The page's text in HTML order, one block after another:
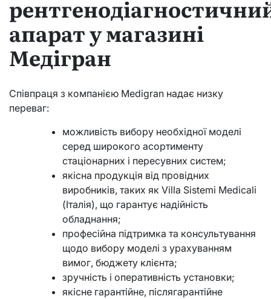
апарат у магазині
Медігран
Співпраця з компанією Medigran надає низку
переваг:
можливість вибору необхідної моделі
серед широкого асортименту
стаціонарних і пересувних систем;
якісна продукція від провідних
виробників, таких як Villa Sistemi Medicali
(Італія), що гарантує надійність
обладнання;
професійна підтримка та консультування
щодо вибору моделі з урахуванням
вимог, бюджету клієнта;
зручність і оперативність установки;
якісне гарантійне, післягарантійне